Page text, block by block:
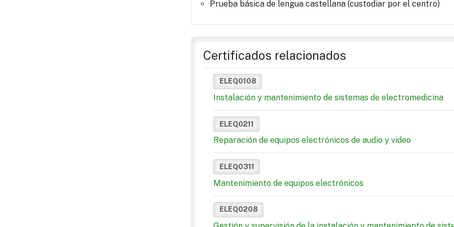
Prueba básica de lengua castellana (custodiar por el centro)
Certificados relacionados
ELEQ0108
Instalación y mantenimiento de sistemas de electromedicina
ELEQ0211
Reparación de equipos electrónicos de audio y video
ELEQ0311
Mantenimiento de equipos electrónicos
ELEQ0208